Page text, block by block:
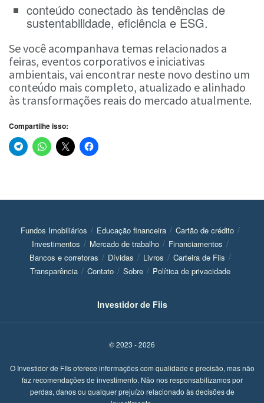
conteúdo conectado às tendências de
sustentabilidade, eficiência e ESG.
Se você acompanhava temas relacionados a
feiras, eventos corporativos e iniciativas
ambientais, vai encontrar neste novo destino um
conteúdo mais completo, atualizado e alinhado
às transformações reais do mercado atualmente.
Compartilhe isso:
Fundos Imobiliários Educação financeira
Cartão de crédito
Investimentos
Mercado de trabalho
Financiamentos
Bancos e corretoras
Dívidas Livros
Carteira de Fiis
Transparência
Contato Sobre Política de privacidade
Investidor de Fiis
© 2023 - 2026
O Investidor de FIIs oferece informações com qualidade e precisão, mas não
faz recomendações de investimento. Não nos responsabilizamos por
perdas, danos ou qualquer prejuízo relacionado às decisões de